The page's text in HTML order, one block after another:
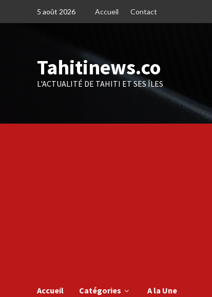
5 août 2026 Accueil Contact
Tahitinews.co
L'ACTUALITÉ DE TAHITI ET SES ÎLES
Accueil Catégories A la Une